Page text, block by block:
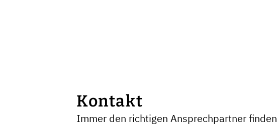
Kontakt
Immer den richtigen Ansprechpartner finden